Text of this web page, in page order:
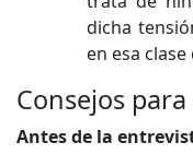
dicha
en esa
Consejos
Antes de la